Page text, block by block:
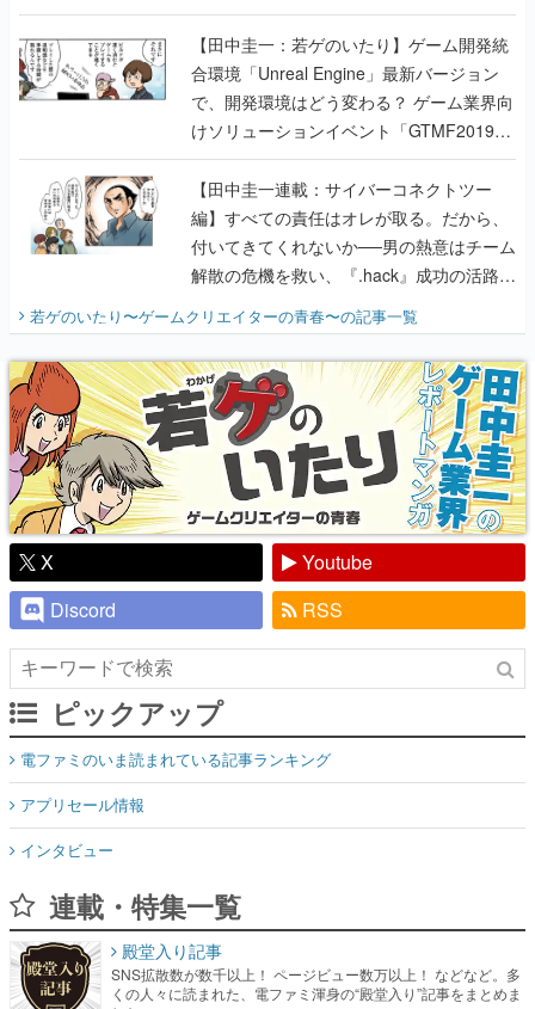
のいたり】
【田中圭一：若ゲのいたり】ゲーム開発統
合環境「Unreal Engine」最新バージョン
で、開発環境はどう変わる？ ゲーム業界向
けソリューションイベント「GTMF2019」
に行って、より理解を深めよう【PR】
【田中圭一連載：サイバーコネクトツー
編】すべての責任はオレが取る。だから、
付いてきてくれないか──男の熱意はチーム
解散の危機を救い、『.hack』成功の活路を
『少年ジャンプ』色だった【若ゲのいた
り】
若ゲのいたり〜ゲームクリエイターの青春〜の記事一覧
X
Youtube
Discord
RSS
ピックアップ
電ファミのいま読まれている記事ランキング
アプリセール情報
インタビュー
連載・特集一覧
殿堂入り記事
SNS拡散数が数千以上！ ページビュー数万以上！ などなど。多
くの人々に読まれた、電ファミ渾身の“殿堂入り”記事をまとめま